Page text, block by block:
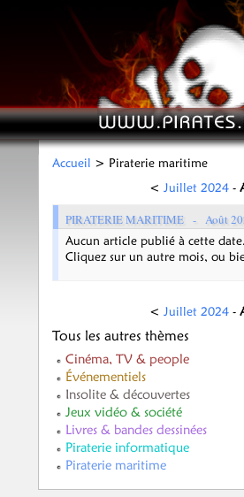
Accueil > Piraterie maritime
< Juillet 2024-
PIRATERIE MARITIME - Août
Aucun article publié à cette date.
Cliquez sur un autre mois, ou
< Juillet 2024-
Tous les autres thèmes
Cinéma, TV & people
Événementiels
Insolite & découvertes
Jeux vidéo & société
Livres & bandes dessinées
Piraterie informatique
Piraterie maritime